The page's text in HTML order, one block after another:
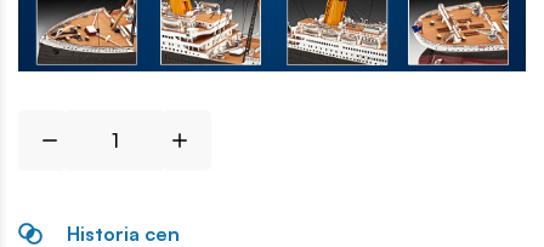
Historia cen